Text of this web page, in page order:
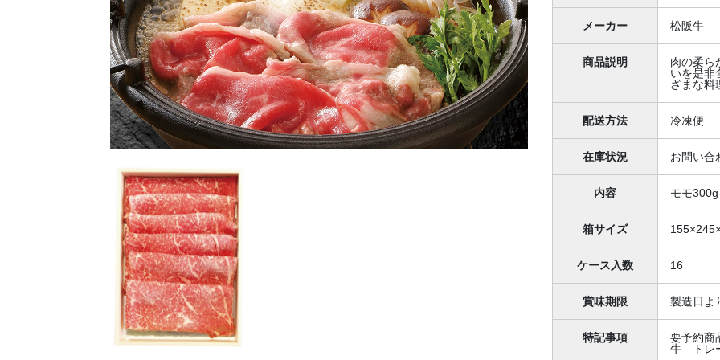
メーカー 松阪牛
商品説明
肉の柔ら
いを是非
ざまな料
配送方法 冷凍便
在庫状況 お問い合
内容 モモ
箱サイズ
ケース入数 16
賞味期限 製造日よ
特記事項
要予約商
牛 トレ